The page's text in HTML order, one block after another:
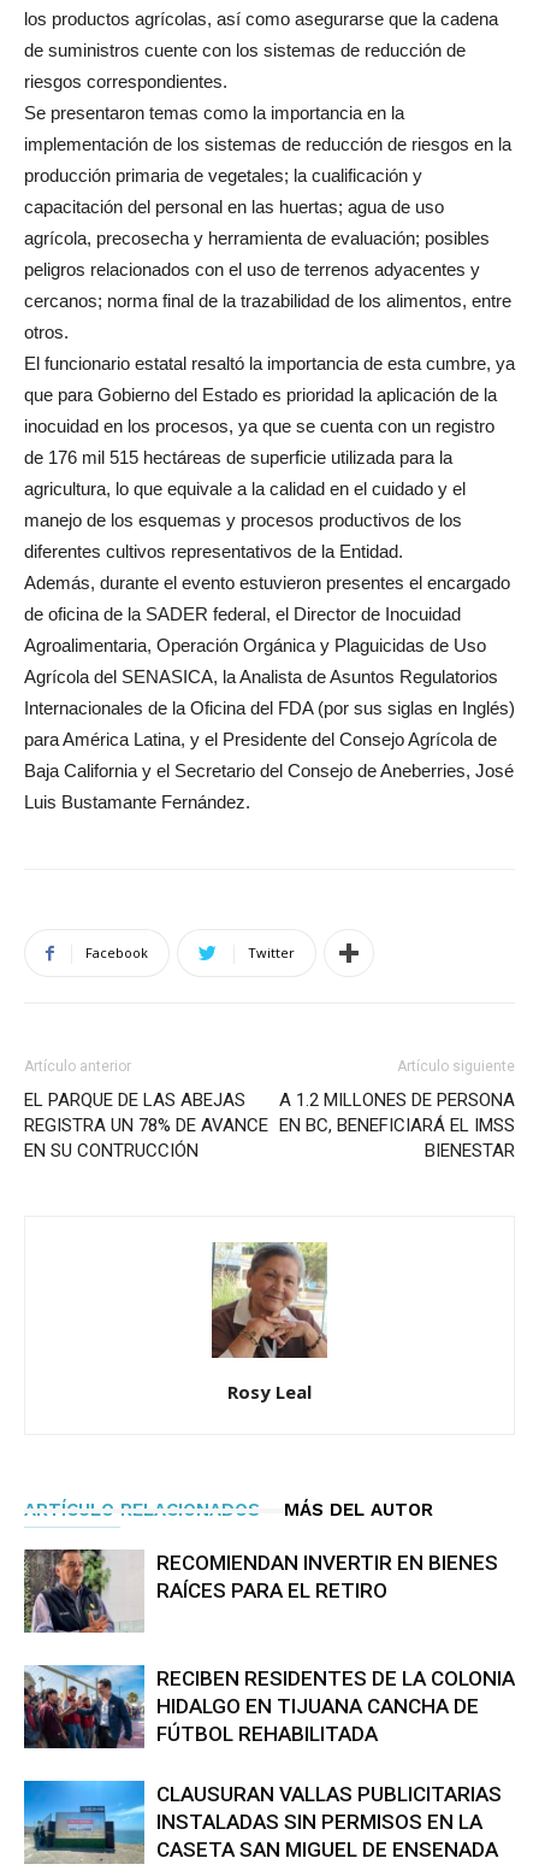
los productos agrícolas, así como asegurarse que la cadena
de suministros cuente con los sistemas de reducción de
riesgos correspondientes.
Se presentaron temas como la importancia en la
implementación de los sistemas de reducción de riesgos en la
producción primaria de vegetales; la cualificación y
capacitación del personal en las huertas; agua de uso
agrícola, precosecha y herramienta de evaluación; posibles
peligros relacionados con el uso de terrenos adyacentes y
cercanos; norma final de la trazabilidad de los alimentos, entre
otros.
El funcionario estatal resaltó la importancia de esta cumbre, ya
que para Gobierno del Estado es prioridad la aplicación de la
inocuidad en los procesos, ya que se cuenta con un registro
de 176 mil 515 hectáreas de superficie utilizada para la
agricultura, lo que equivale a la calidad en el cuidado y el
manejo de los esquemas y procesos productivos de los
diferentes cultivos representativos de la Entidad.
Además, durante el evento estuvieron presentes el encargado
de oficina de la SADER federal, el Director de Inocuidad
Agroalimentaria, Operación Orgánica y Plaguicidas de Uso
Agrícola del SENASICA, la Analista de Asuntos Regulatorios
Internacionales de la Oficina del FDA (por sus siglas en Inglés)
para América Latina, y el Presidente del Consejo Agrícola de
Baja California y el Secretario del Consejo de Aneberries, José
Luis Bustamante Fernández.
Facebook Twitter
Artículo anterior
EL PARQUE DE LAS ABEJAS
REGISTRA UN 78% DE AVANCE
EN SU CONTRUCCIÓN
Artículo siguiente
A 1.2 MILLONES DE PERSONA
EN BC, BENEFICIARÁ EL IMSS
BIENESTAR
Rosy Leal
ARTÍCULO RELACIONADOS MÁS DEL AUTOR
RECOMIENDAN INVERTIR EN BIENES
RAÍCES PARA EL RETIRO
RECIBEN RESIDENTES DE LA COLONIA
HIDALGO EN TIJUANA CANCHA DE
FÚTBOL REHABILITADA
CLAUSURAN VALLAS PUBLICITARIAS
INSTALADAS SIN PERMISOS EN LA
CASETA SAN MIGUEL DE ENSENADA